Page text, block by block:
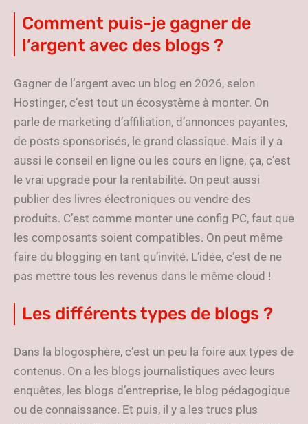
Comment puis-je gagner de
l’argent avec des blogs ?
Gagner de l’argent avec un blog en 2026, selon
Hostinger, c’est tout un écosystème à monter. On
parle de marketing d’affiliation, d’annonces payantes,
de posts sponsorisés, le grand classique. Mais il y a
aussi le conseil en ligne ou les cours en ligne, ça, c’est
le vrai upgrade pour la rentabilité. On peut aussi
publier des livres électroniques ou vendre des
produits. C’est comme monter une config PC, faut que
les composants soient compatibles. On peut même
faire du blogging en tant qu’invité. L’idée, c’est de ne
pas mettre tous les revenus dans le même cloud !
Les différents types de blogs ?
Dans la blogosphère, c’est un peu la foire aux types de
contenus. On a les blogs journalistiques avec leurs
enquêtes, les blogs d’entreprise, le blog pédagogique
ou de connaissance. Et puis, il y a les trucs plus